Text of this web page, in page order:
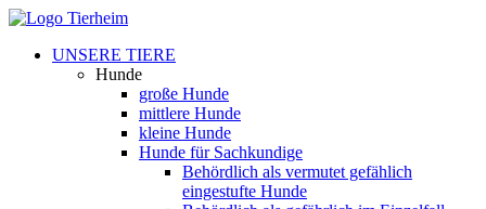
UNSERE TIERE
Hunde
große Hunde
mittlere Hunde
kleine Hunde
Hunde für Sachkundige
Behördlich als vermutet gefählich
eingestufte Hunde